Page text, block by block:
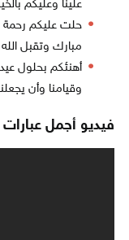
علينا وعليكم
حلت عليكم رحمة
مبارك وتقبل
أهنئكم بحلول
وقيامنا وأن
فيديو أجمل عبارات